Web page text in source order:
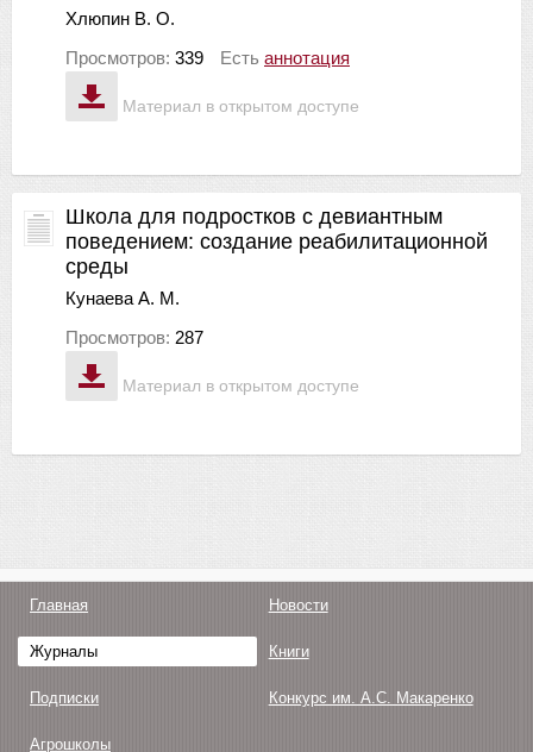
Материал в открытом доступе
Хлюпин В. О.
Просмотров: 339 Есть аннотация
Материал в открытом доступе
Школа для подростков с девиантным
поведением: создание реабилитационной
среды
Кунаева А. М.
Просмотров: 287
Главная Новости
Журналы Книги
Подписки Конкурс им. А.С. Макаренко
Агрошколы